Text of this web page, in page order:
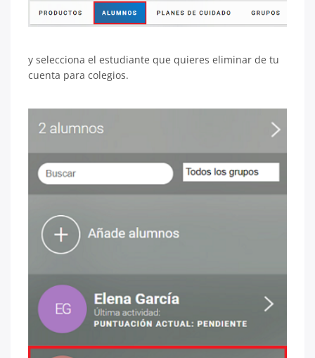
y selecciona el estudiante que quieres eliminar de tu
cuenta para colegios.